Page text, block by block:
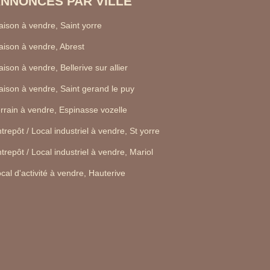
à vendre, Saint yorre
à vendre, Abrest
à vendre, Bellerive sur allier
à vendre, Saint gerand le puy
à vendre, Espinasse vozelle
/ Local industriel à vendre, St yorre
/ Local industriel à vendre, Mariol
d'activité à vendre, Hauterive